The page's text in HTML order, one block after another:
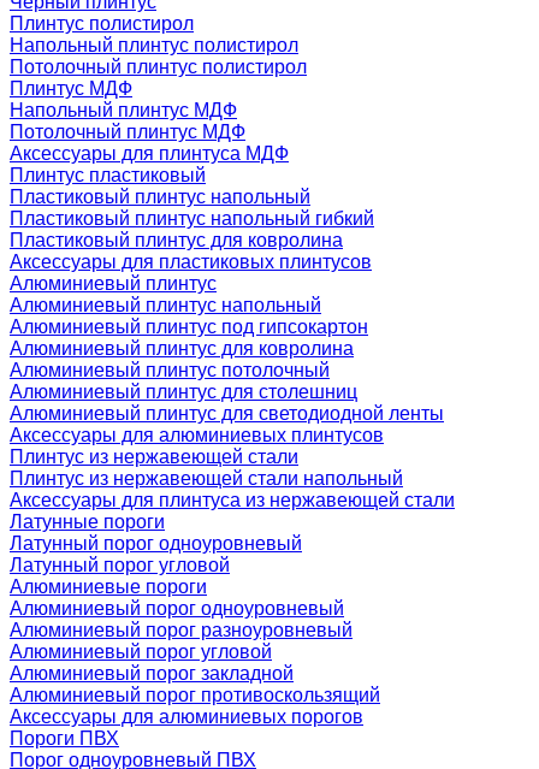
Плинтус полистирол
Напольный плинтус полистирол
Потолочный плинтус полистирол
Плинтус МДФ
Напольный плинтус МДФ
Потолочный плинтус МДФ
Аксессуары для плинтуса МДФ
Плинтус пластиковый
Пластиковый плинтус напольный
Пластиковый плинтус напольный гибкий
Пластиковый плинтус для ковролина
Аксессуары для пластиковых плинтусов
Алюминиевый плинтус
Алюминиевый плинтус напольный
Алюминиевый плинтус под гипсокартон
Алюминиевый плинтус для ковролина
Алюминиевый плинтус потолочный
Алюминиевый плинтус для столешниц
Алюминиевый плинтус для светодиодной ленты
Аксессуары для алюминиевых плинтусов
Плинтус из нержавеющей стали
Плинтус из нержавеющей стали напольный
Аксессуары для плинтуса из нержавеющей стали
Латунные пороги
Латунный порог одноуровневый
Латунный порог угловой
Алюминиевые пороги
Алюминиевый порог одноуровневый
Алюминиевый порог разноуровневый
Алюминиевый порог угловой
Алюминиевый порог закладной
Алюминиевый порог противоскользящий
Аксессуары для алюминиевых порогов
Пороги ПВХ
Порог одноуровневый ПВХ